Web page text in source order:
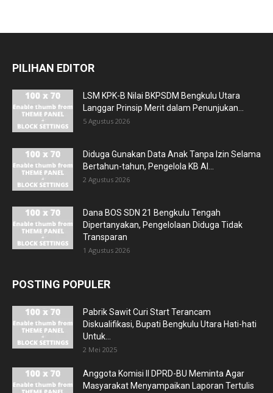
PILIHAN EDITOR
LSM KPK-B Nilai BKPSDM Bengkulu Utara
Langgar Prinsip Merit dalam Penunjukan...
5 Agustus 2026
Diduga Gunakan Data Anak Tanpa Izin Selama
Bertahun-tahun, Pengelola KB Al...
2 Agustus 2026
Dana BOS SDN 21 Bengkulu Tengah
Dipertanyakan, Pengelolaan Diduga Tidak
Transparan
1 Agustus 2026
POSTING POPULER
Pabrik Sawit Curi Start Terancam
Diskualifikasi, Bupati Bengkulu Utara Hati-hati
Untuk...
2 Mei 2025
Anggota Komisi II DPRD-BU Meminta Agar
Masyarakat Menyampaikan Laporan Tertulis